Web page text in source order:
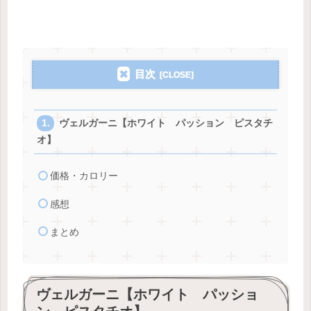
目次
ヴェルガーニ【ホワイト パッション ピスタチ
オ】
価格・カロリー
感想
まとめ
ヴェルガーニ【ホワイト パッショ